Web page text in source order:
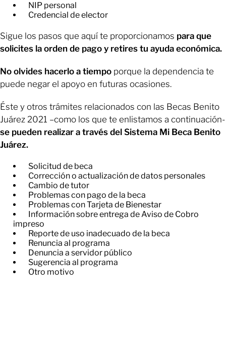
NIP personal
​Credencial de elector
Sigue los pasos que aquí te proporcionamos para que
solicites la orden de pago y retires tu ayuda económica.
No olvides hacerlo a tiempo porque la dependencia te
puede negar el apoyo en futuras ocasiones.
Éste y otros trámites relacionados con las Becas Benito
Juárez 2021 –como los que te enlistamos a continuación-
se pueden realizar a través del Sistema Mi Beca Benito
Juárez.
Solicitud de beca
​Corrección o actualización de datos personales
​Cambio de tutor
​Problemas con pago de la beca
​Problemas con Tarjeta de Bienestar
​Información sobre entrega de Aviso de Cobro
impreso
​Reporte de uso inadecuado de la beca
​Renuncia al programa
​Denuncia a servidor público
​Sugerencia al programa
​Otro motivo